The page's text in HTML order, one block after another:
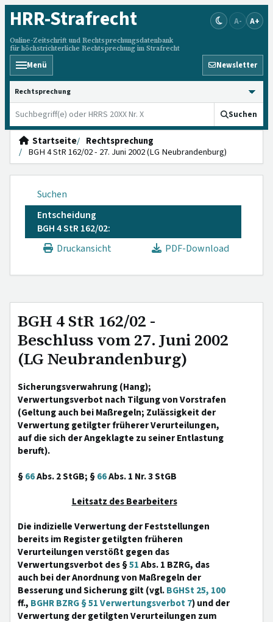
HRR-Strafrecht
Online-Zeitschrift und Rechtsprechungsdatenbank
für höchstrichterliche Rechtsprechung im Strafrecht
A- A+
Menü Newsletter
HRRS durchsuchen
Suchen
Startseite
Rechtsprechung
BGH 4 StR 162/02 - 27. Juni 2002 (LG Neubrandenburg)
Suchen
Entscheidung
BGH 4 StR 162/02:
Druckansicht
PDF-Download
BGH 4 StR 162/02 -
Beschluss vom 27. Juni 2002
(LG Neubrandenburg)
Sicherungsverwahrung (Hang);
Verwertungsverbot nach Tilgung von Vorstrafen
(Geltung auch bei Maßregeln; Zulässigkeit der
Verwertung getilgter früherer Verurteilungen,
auf die sich der Angeklagte zu seiner Entlastung
beruft).
§66Abs. 2 StGB; §66Abs. 1 Nr. 3 StGB
Leitsatz des Bearbeiters
Die indizielle Verwertung der Feststellungen
bereits im Register getilgten früheren
Verurteilungen verstößt gegen das
Verwertungsverbot des §51Abs. 1 BZRG, das
auch bei der Anordnung von Maßregeln der
Besserung und Sicherung gilt (vgl.BGHSt 25, 100
ff., BGHR BZRG § 51 Verwertungsverbot 7) und der
Verwertung der getilgten Verurteilungen zum